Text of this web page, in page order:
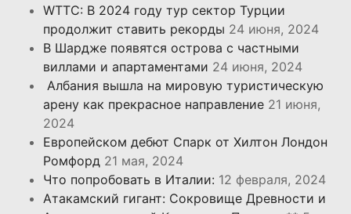
WTTC: В 2024 году тур сектор Турции
продолжит ставить рекорды 24 июня, 2024
В Шардже появятся острова с частными
виллами и апартаментами 24 июня, 2024
Албания вышла на мировую туристическую
арену как прекрасное направление 21 июня,
2024
Европейском дебют Спарк от Хилтон Лондон
Ромфорд 21 мая, 2024
Что попробовать в Италии: 12 февраля, 2024
Атакамский гигант: Сокровище Древности и